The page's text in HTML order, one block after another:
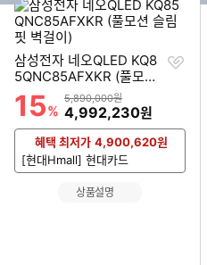
기
순
위삼성전자 네오QLED KQ8
5QNC85AFXKR (풀모션
슬림핏 벽걸이)
할인률
15%
상품금액
5,890,000원
할인금액
4,992,230원
찜
혜택 최저가 4,900,620원
[현대Hmall] 현대카드
상품설명